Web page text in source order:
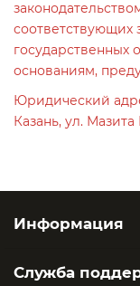
соответствующих
государственных
основаниям,
Юридический
Казань, ул.
Информация
Служба